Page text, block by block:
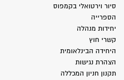
סיור וירטואלי בקמפוס
הספרייה
יחידות מנהלה
קשרי חוץ
היחידה הבינלאומית
הצהרת נגישות
תקנון חניון המכללה